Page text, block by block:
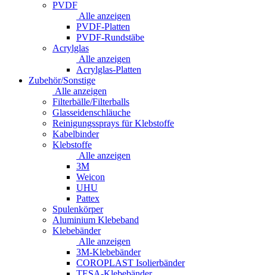
PVDF
Alle anzeigen
PVDF-Platten
PVDF-Rundstäbe
Acrylglas
Alle anzeigen
Acrylglas-Platten
Zubehör/Sonstige
Alle anzeigen
Filterbälle/Filterballs
Glasseidenschläuche
Reinigungssprays für Klebstoffe
Kabelbinder
Klebstoffe
Alle anzeigen
3M
Weicon
UHU
Pattex
Spulenkörper
Aluminium Klebeband
Klebebänder
Alle anzeigen
3M-Klebebänder
COROPLAST Isolierbänder